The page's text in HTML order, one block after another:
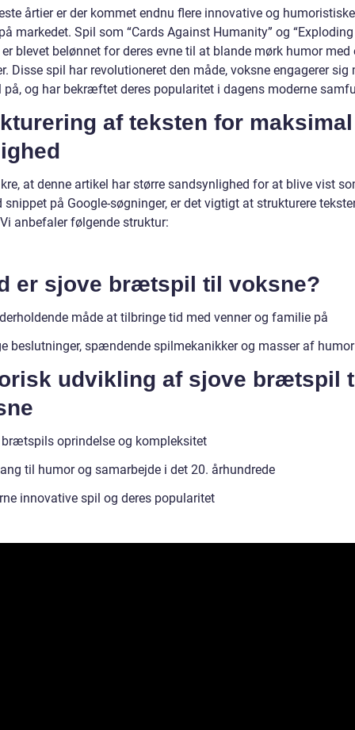
årtier er der kommet endnu flere innovative og
markedet. Spil som “Cards Against Humanity” og “Exploding
er blevet belønnet for deres evne til at blande mørk humor med
Disse spil har revolutioneret den måde, voksne engagerer sig
og har bekræftet deres popularitet i dagens moderne
af teksten for maksimal
at denne artikel har større sandsynlighed for at blive vist
snippet på Google-søgninger, er det vigtigt at strukturere
anbefaler følgende struktur:
er sjove brætspil til voksne?
måde at tilbringe tid med venner og familie på
beslutninger, spændende spilmekanikker og masser af humor
udvikling af sjove brætspil
oprindelse og kompleksitet
til humor og samarbejde i det 20. århundrede
innovative spil og deres popularitet